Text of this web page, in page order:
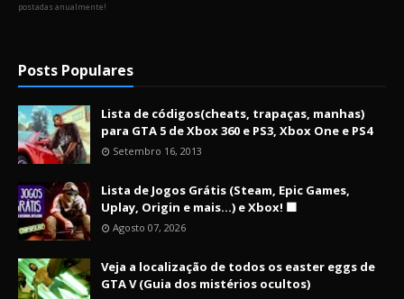
postadas anualmente!
Posts Populares
Lista de códigos(cheats, trapaças, manhas)
para GTA 5 de Xbox 360 e PS3, Xbox One e PS4
Setembro 16, 2013
Lista de Jogos Grátis (Steam, Epic Games,
Uplay, Origin e mais...) e Xbox! 🟩
Agosto 07, 2026
Veja a localização de todos os easter eggs de
GTA V (Guia dos mistérios ocultos)